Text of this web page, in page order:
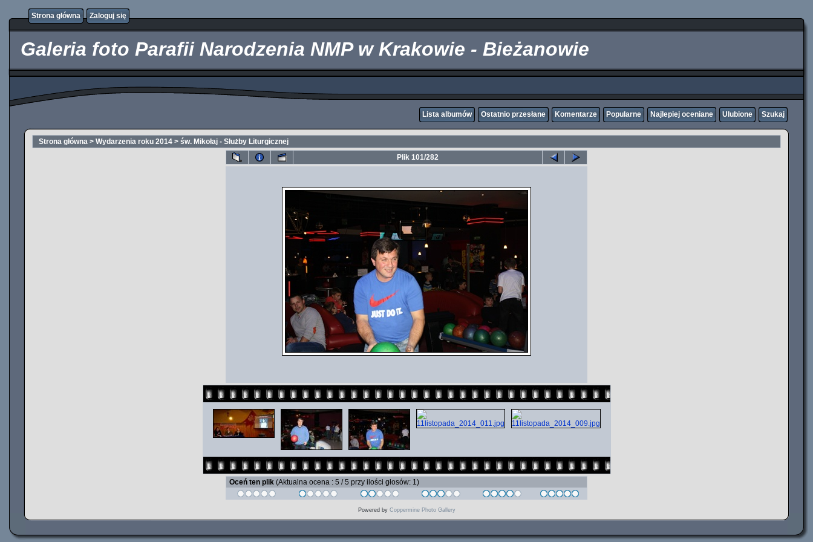
Strona główna
Zaloguj się
Galeria foto Parafii Narodzenia NMP w Krakowie - Bieżanowie
Lista albumów Ostatnio przesłane Komentarze Popularne Najlepiej oceniane Ulubione Szukaj
Strona główna > Wydarzenia roku 2014 > św. Mikołaj - Służby Liturgicznej
Plik 101/282
Oceń ten plik (Aktualna ocena : 5 / 5 przy ilości głosów: 1)
Powered by Coppermine Photo Gallery